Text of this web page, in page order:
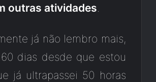
outras atividades
já não lembro mais,
dias desde que estou
já ultrapassei 50 horas